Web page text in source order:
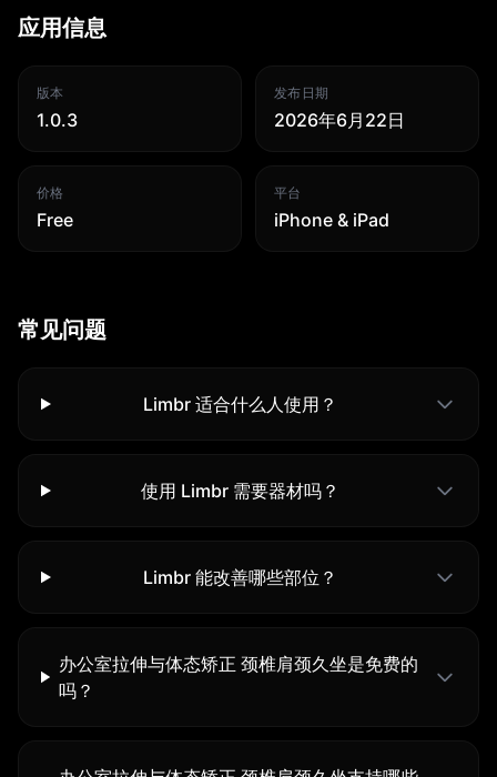
应用信息
版本
1.0.3
发布日期
2026年6月22日
价格
Free
平台
iPhone & iPad
常见问题
Limbr 适合什么人使用？
使用 Limbr 需要器材吗？
Limbr 能改善哪些部位？
办公室拉伸与体态矫正 颈椎肩颈久坐是免费的
吗？